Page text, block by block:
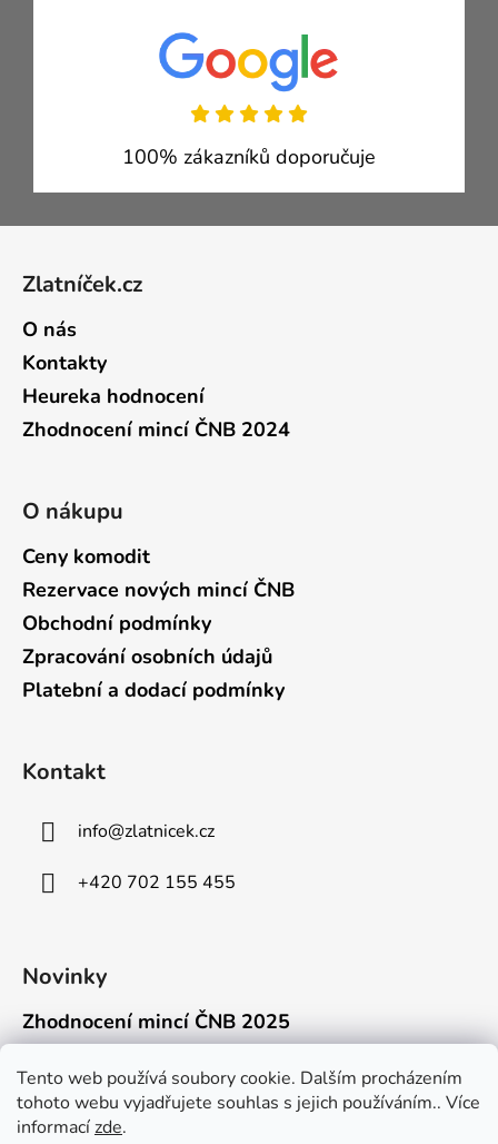
Tento web používá soubory cookie. Dalším procházením
tohoto webu vyjadřujete souhlas s jejich používáním.. Více
informacízde.
100% zákazníků doporučuje
Zlatníček.cz
O nás
Kontakty
Heureka hodnocení
Zhodnocení mincí ČNB 2024
O nákupu
Ceny komodit
Rezervace nových mincí ČNB
Obchodní podmínky
Zpracování osobních údajů
Platební a dodací podmínky
Kontakt
info@zlatnicek.cz
+420 702 155 455
Novinky
Zhodnocení mincí ČNB 2025
Připravili jsme pro vás jednoduchý a př...
Mýty o přepravě zlatých mincí mimo EU